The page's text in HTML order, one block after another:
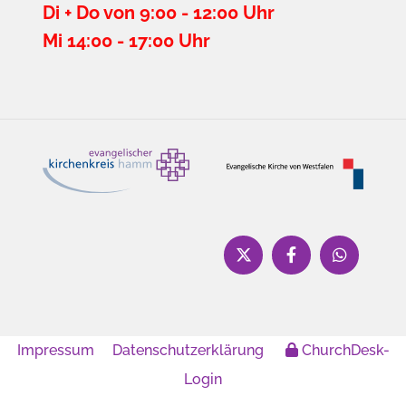
Di + Do von 9:00 - 12:00 Uhr
Mi 14:00 - 17:00 Uhr
Impressum Datenschutzerklärung
ChurchDesk-
Login